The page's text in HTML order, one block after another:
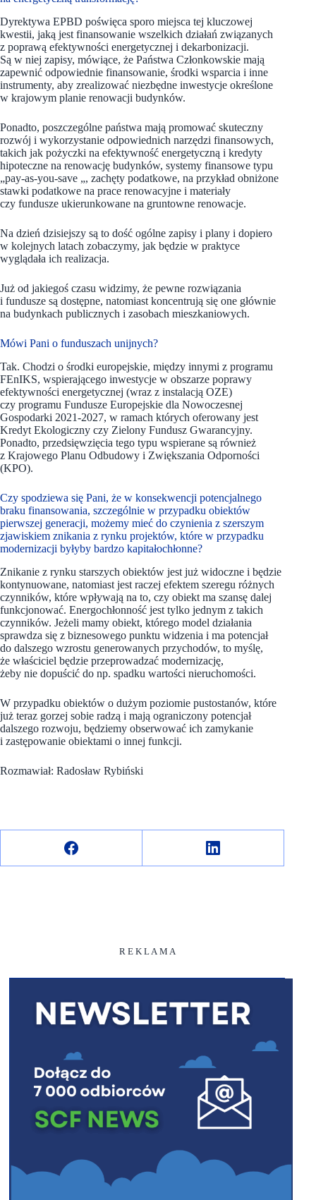
Dyrektywa EPBD poświęca sporo miejsca tej kluczowej
kwestii, jaką jest finansowanie wszelkich działań związanych
z poprawą efektywności energetycznej i dekarbonizacji.
Są w niej zapisy, mówiące, że Państwa Członkowskie mają
zapewnić odpowiednie finansowanie, środki wsparcia i inne
instrumenty, aby zrealizować niezbędne inwestycje określone
w krajowym planie renowacji budynków.
Ponadto, poszczególne państwa mają promować skuteczny
rozwój i wykorzystanie odpowiednich narzędzi finansowych,
takich jak pożyczki na efektywność energetyczną i kredyty
hipoteczne na renowację budynków, systemy finansowe typu
„pay-as-you-save „, zachęty podatkowe, na przykład obniżone
stawki podatkowe na prace renowacyjne i materiały
czy fundusze ukierunkowane na gruntowne renowacje.
Na dzień dzisiejszy są to dość ogólne zapisy i plany i dopiero
w kolejnych latach zobaczymy, jak będzie w praktyce
wyglądała ich realizacja.
Już od jakiegoś czasu widzimy, że pewne rozwiązania
i fundusze są dostępne, natomiast koncentrują się one głównie
na budynkach publicznych i zasobach mieszkaniowych.
Mówi Pani o funduszach unijnych?
Tak. Chodzi o środki europejskie, między innymi z programu
FEnIKS, wspierającego inwestycje w obszarze poprawy
efektywności energetycznej (wraz z instalacją OZE)
czy programu Fundusze Europejskie dla Nowoczesnej
Gospodarki 2021-2027, w ramach których oferowany jest
Kredyt Ekologiczny czy Zielony Fundusz Gwarancyjny.
Ponadto, przedsięwzięcia tego typu wspierane są również
z Krajowego Planu Odbudowy i Zwiększania Odporności
(KPO).
Czy spodziewa się Pani, że w konsekwencji potencjalnego
braku finansowania, szczególnie w przypadku obiektów
pierwszej generacji, możemy mieć do czynienia z szerszym
zjawiskiem znikania z rynku projektów, które w przypadku
modernizacji byłyby bardzo kapitałochłonne?
Znikanie z rynku starszych obiektów jest już widoczne i będzie
kontynuowane, natomiast jest raczej efektem szeregu różnych
czynników, które wpływają na to, czy obiekt ma szansę dalej
funkcjonować. Energochłonność jest tylko jednym z takich
czynników. Jeżeli mamy obiekt, którego model działania
sprawdza się z biznesowego punktu widzenia i ma potencjał
do dalszego wzrostu generowanych przychodów, to myślę,
że właściciel będzie przeprowadzać modernizację,
żeby nie dopuścić do np. spadku wartości nieruchomości.
W przypadku obiektów o dużym poziomie pustostanów, które
już teraz gorzej sobie radzą i mają ograniczony potencjał
dalszego rozwoju, będziemy obserwować ich zamykanie
i zastępowanie obiektami o innej funkcji.
Rozmawiał: Radosław Rybiński
R E K L A M A